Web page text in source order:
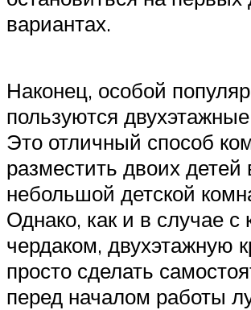
вариантах.
Наконец, особой
пользуются
Это отличный способ
разместить двоих детей
небольшой детской
Однако, как и в случае с
чердаком, двухэтажную
просто сделать
перед началом работы